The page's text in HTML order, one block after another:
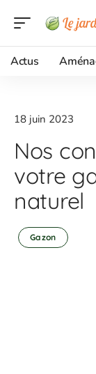
Actus
18 juin 2023
Nos
votre
naturel
Gazon